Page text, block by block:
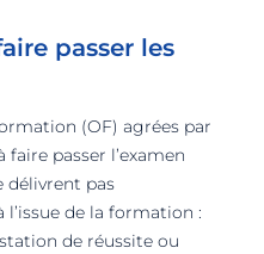
passer les
(OF) agrées par
passer l’examen
délivrent pas
l’issue de la formation :
de réussite ou